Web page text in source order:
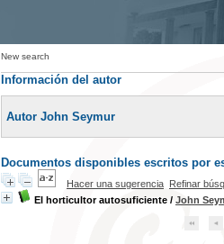
New search
Información del autor
Autor John Seymur
Documentos disponibles escritos por
Hacer una sugerencia Refinar
El horticultor autosuficiente / John